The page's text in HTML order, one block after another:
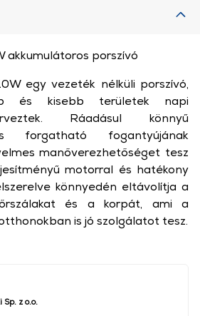
Sp. z o.o.
akkumulátoros porszívó
egy vezeték nélküli porszívó,
és kisebb területek napi
Ráadásul könnyű
forgatható fogantyújának
manőverezhetőséget tesz
motorral és hatékony
könnyedén eltávolítja a
és a korpát, ami a
is jó szolgálatot tesz.